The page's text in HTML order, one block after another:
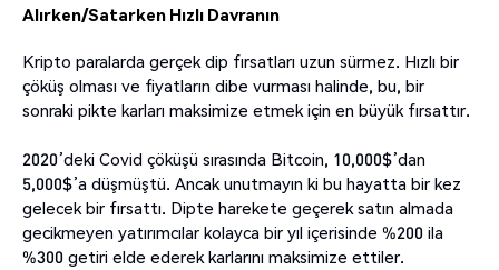
Alırken/Satarken Hızlı Davranın
Kripto paralarda gerçek dip fırsatları uzun sürmez. Hızlı bir
çöküş olması ve fiyatların dibe vurması halinde, bu, bir
sonraki pikte karları maksimize etmek için en büyük fırsattır.
2020’deki Covid çöküşü sırasında Bitcoin, 10,000$’dan
5,000$’a düşmüştü. Ancak unutmayın ki bu hayatta bir kez
gelecek bir fırsattı. Dipte harekete geçerek satın almada
gecikmeyen yatırımcılar kolayca bir yıl içerisinde %200 ila
%300 getiri elde ederek karlarını maksimize ettiler.